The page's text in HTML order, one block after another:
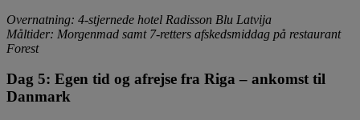
Overnatning: 4-stjernede hotel Radisson Blu Latvija
Måltider: Morgenmad samt 7-retters afskedsmiddag på restaurant
Forest
Dag 5: Egen tid og afrejse fra Riga – ankomst til
Danmark